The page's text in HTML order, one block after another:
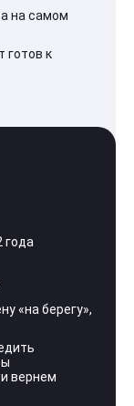
на самом
готов к
года
«на берегу»,
вернем